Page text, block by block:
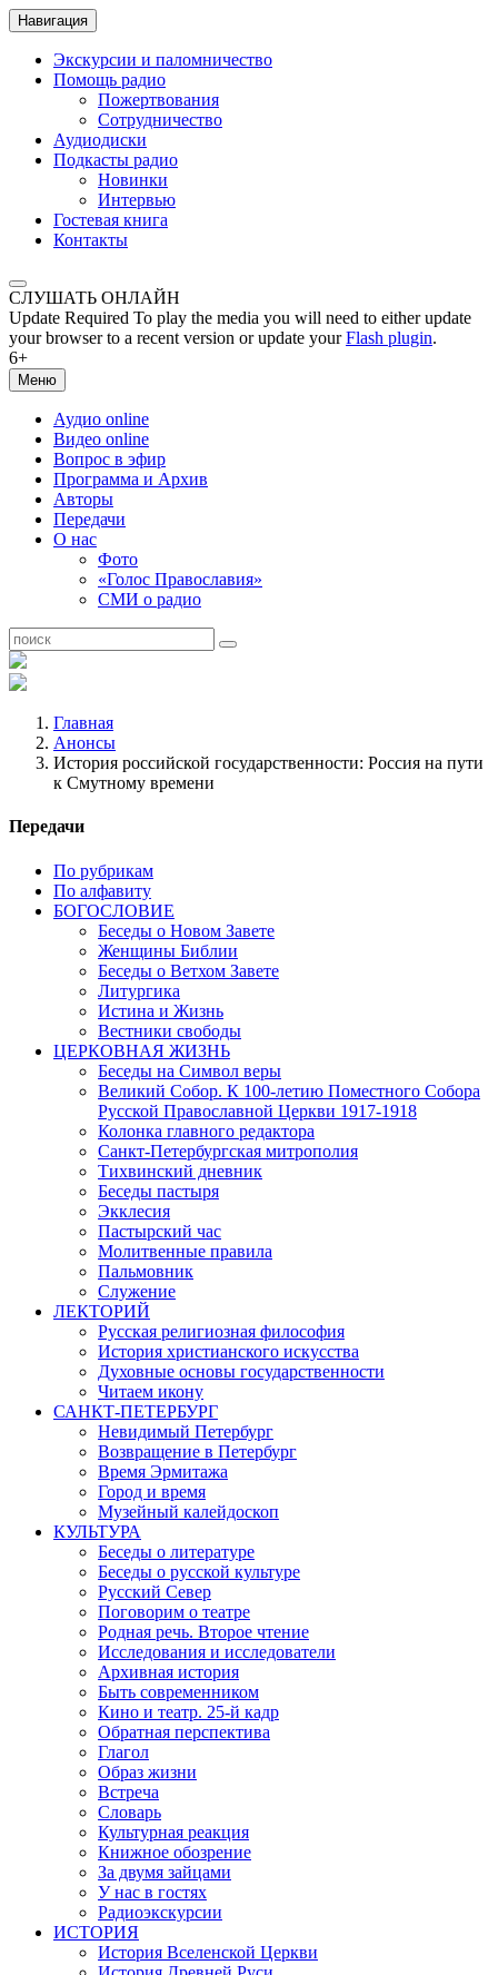
Навигация
Экскурсии и паломничество
Помощь радио
Пожертвования
Сотрудничество
Аудиодиски
Подкасты радио
Новинки
Интервью
Гостевая книга
Контакты
СЛУШАТЬ ОНЛАЙН
Update Required To play the media you will need to either update
your browser to a recent version or update yourFlash plugin.
6+
Меню
Аудио online
Видео online
Вопрос в эфир
Программа и Архив
Авторы
Передачи
О нас
Фото
«Голос Православия»
СМИ о радио
Главная
Анонсы
История российской государственности: Россия на пути
к Смутному времени
Передачи
По рубрикам
По алфавиту
БОГОСЛОВИЕ
Беседы о Новом Завете
Женщины Библии
Беседы о Ветхом Завете
Литургика
Истина и Жизнь
Вестники свободы
ЦЕРКОВНАЯ ЖИЗНЬ
Беседы на Символ веры
Великий Собор. К 100-летию Поместного Собора
Русской Православной Церкви 1917-1918
Колонка главного редактора
Санкт-Петербургская митрополия
Тихвинский дневник
Беседы пастыря
Экклесия
Пастырский час
Молитвенные правила
Пальмовник
Служение
ЛЕКТОРИЙ
Русская религиозная философия
История христианского искусства
Духовные основы государственности
Читаем икону
САНКТ-ПЕТЕРБУРГ
Невидимый Петербург
Возвращение в Петербург
Время Эрмитажа
Город и время
Музейный калейдоскоп
КУЛЬТУРА
Беседы о литературе
Беседы о русской культуре
Русский Север
Поговорим о театре
Родная речь. Второе чтение
Исследования и исследователи
Архивная история
Быть современником
Кино и театр. 25-й кадр
Обратная перспектива
Глагол
Образ жизни
Встреча
Словарь
Культурная реакция
Книжное обозрение
За двумя зайцами
У нас в гостях
Радиоэкскурсии
ИСТОРИЯ
История Вселенской Церкви